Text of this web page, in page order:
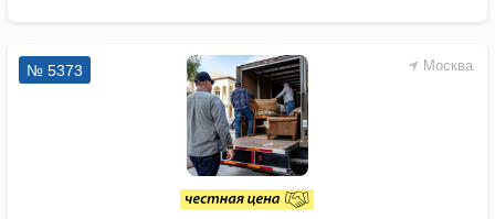
Москва
№ 5373